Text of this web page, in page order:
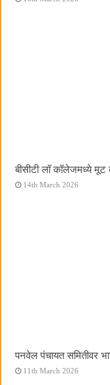
बीसीटी लॉ कॉलेजमध्ये मूट
14th March 2026
पनवेल पंचायत समितीवर
11th March 2026